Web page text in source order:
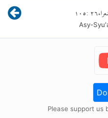
नूह़ की जाति ने भी रसूलों को ٢٦:١٠٥
Asy-
Please support us